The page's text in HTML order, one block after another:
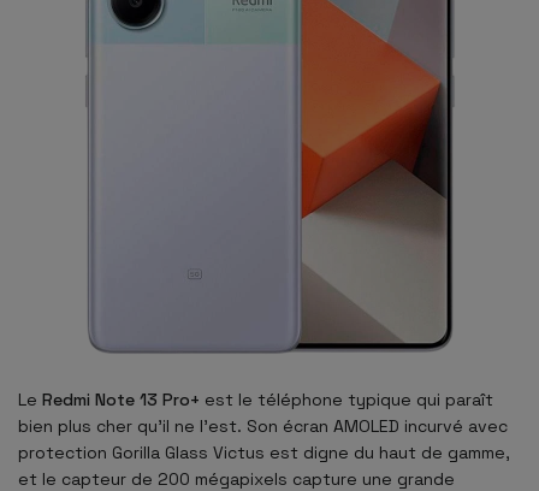
Le Redmi Note 13 Pro+ est le téléphone typique qui paraît
bien plus cher qu'il ne l'est. Son écran AMOLED incurvé avec
protection Gorilla Glass Victus est digne du haut de gamme,
et le capteur de 200 mégapixels capture une grande